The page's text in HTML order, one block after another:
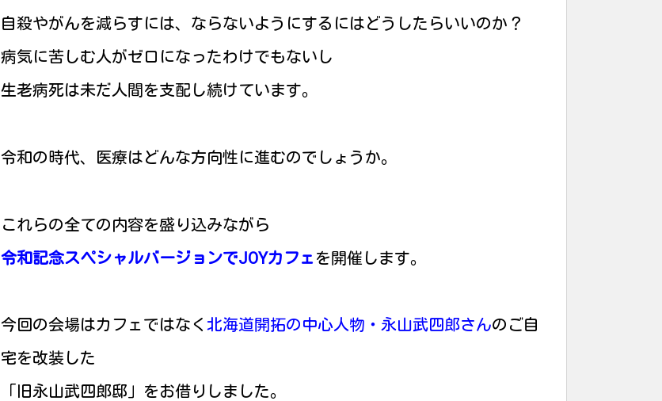
自殺やがんを減らすには、ならないようにするにはどうしたらいいのか？
病気に苦しむ人がゼロになったわけでもないし
生老病死は未だ人間を支配し続けています。
令和の時代、医療はどんな方向性に進むのでしょうか。
これらの全ての内容を盛り込みながら
令和記念スペシャルバージョンでJOYカフェ を開催します。
今回の会場はカフェではなく 北海道開拓の中心人物・永山武四郎さんのご自
宅を改装した
「旧永山武四郎邸」をお借りしました。